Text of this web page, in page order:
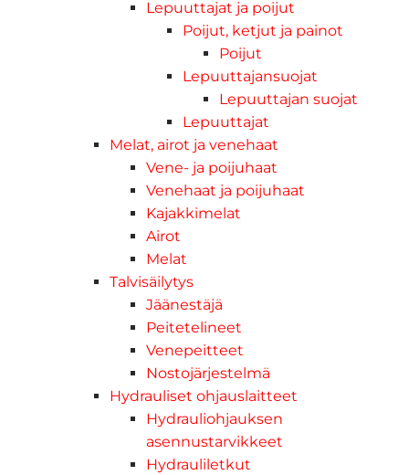
Lepuuttajat ja poijut
Poijut, ketjut ja painot
Poijut
Lepuuttajansuojat
Lepuuttajan suojat
Lepuuttajat
Melat, airot ja venehaat
Vene- ja poijuhaat
Venehaat ja poijuhaat
Kajakkimelat
Airot
Melat
Talvisäilytys
Jäänestäjä
Peitetelineet
Venepeitteet
Nostojärjestelmä
Hydrauliset ohjauslaitteet
Hydrauliohjauksen
asennustarvikkeet
Hydrauliletkut